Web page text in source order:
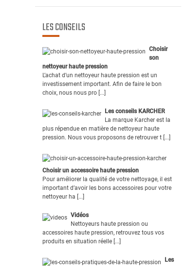
LES CONSEILS
Choisir
son
nettoyeur haute pression
L’achat d’un nettoyeur haute pression est un
investissement important. Afin de faire le bon
choix, nous nous pro [...]
Les conseils KARCHER
La marque Karcher est la
plus répendue en matière de nettoyeur haute
pression. Nous vous proposons de retrouver t [...]
Choisir un accessoire haute pression
Pour améliorer la qualité de votre nettoyage, il est
important d’avoir les bons accessoires pour votre
nettoyeur ha [...]
Vidéos
Nettoyeurs haute pression ou
accessoires haute pression, retrouvez tous vos
produits en situation réelle [...]
Les